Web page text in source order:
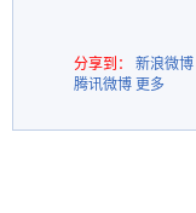
分享到： 新浪微博
腾讯微博 更多